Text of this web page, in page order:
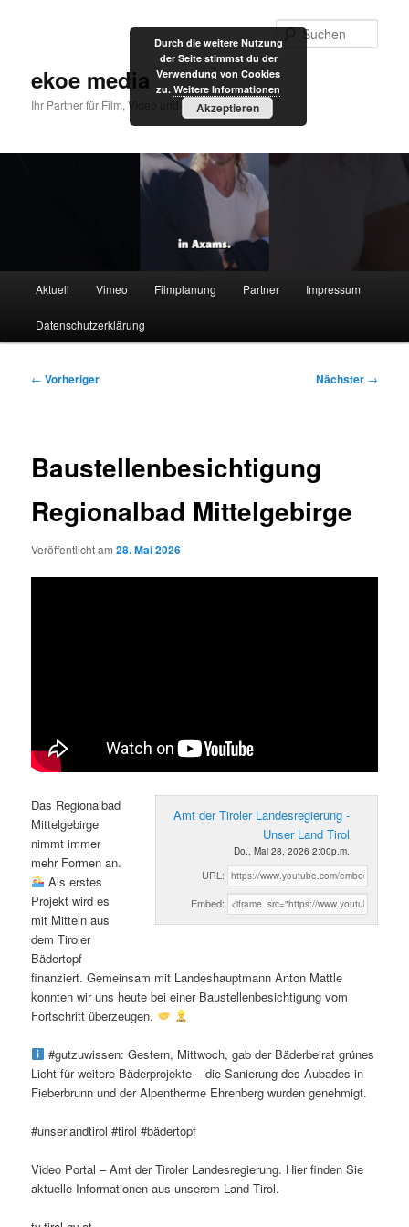
ekoe media
Ihr Partner für Film, Video und Internet
Aktuell Vimeo Filmplanung Partner Impressum
Datenschutzerklärung
Beitragsnavigation
← Vorheriger Nächster →
Baustellenbesichtigung
Regionalbad Mittelgebirge
Veröffentlicht am28. Mai 2026
Amt der Tiroler Landesregierung -
Unser Land Tirol
Do., Mai 28, 2026 2:00p.m.
URL:
Embed:
Das Regionalbad
Mittelgebirge
nimmt immer
mehr Formen an.
Als erstes
Projekt wird es
mit Mitteln aus
dem Tiroler
Bädertopf
finanziert. Gemeinsam mit Landeshauptmann Anton Mattle
konnten wir uns heute bei einer Baustellenbesichtigung vom
Fortschritt überzeugen.
#gutzuwissen: Gestern, Mittwoch, gab der Bäderbeirat grünes
Licht für weitere Bäderprojekte – die Sanierung des Aubades in
Fieberbrunn und der Alpentherme Ehrenberg wurden genehmigt.
#unserlandtirol #tirol #bädertopf
Video Portal – Amt der Tiroler Landesregierung. Hier finden Sie
aktuelle Informationen aus unserem Land Tirol.
Durch die weitere Nutzung
der Seite stimmst du der
Verwendung von Cookies
zu. Weitere Informationen
Akzeptieren